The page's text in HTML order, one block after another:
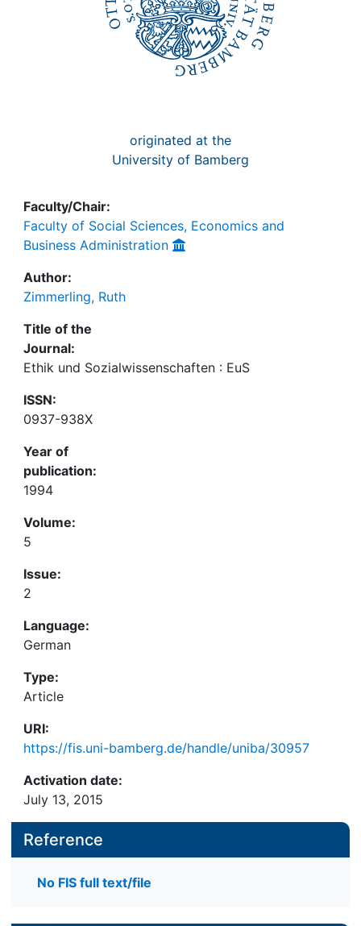
originated at the
University of Bamberg
Faculty/Chair:
Faculty of Social Sciences, Economics and
Business Administration
Author:
Zimmerling, Ruth
Title of the
Journal:
Ethik und Sozialwissenschaften : EuS
ISSN:
0937-938X
Year of
publication:
1994
Volume:
5
Issue:
2
Language:
German
Type:
Article
URI:
https://fis.uni-bamberg.de/handle/uniba/30957
Activation date:
July 13, 2015
Reference
No FIS full text/file